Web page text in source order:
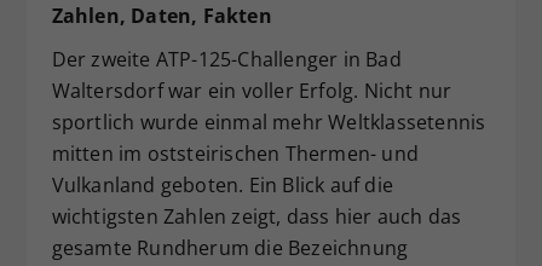
Zahlen, Daten, Fakten
Der zweite ATP-125-Challenger in Bad
Waltersdorf war ein voller Erfolg. Nicht nur
sportlich wurde einmal mehr Weltklassetennis
mitten im oststeirischen Thermen- und
Vulkanland geboten. Ein Blick auf die
wichtigsten Zahlen zeigt, dass hier auch das
gesamte Rundherum die Bezeichnung